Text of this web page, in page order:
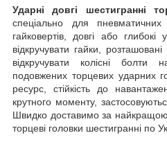
Ударні довгі шестигранні
спеціально для пневматичних
гайковертів, довгі або
відкручувати гайки,
відкручувати колісні болти
подовжених торцевих ударних
ресурс, стійкість до
крутного моменту,
Швидко доставимо за
торцеві головки шестигранні по